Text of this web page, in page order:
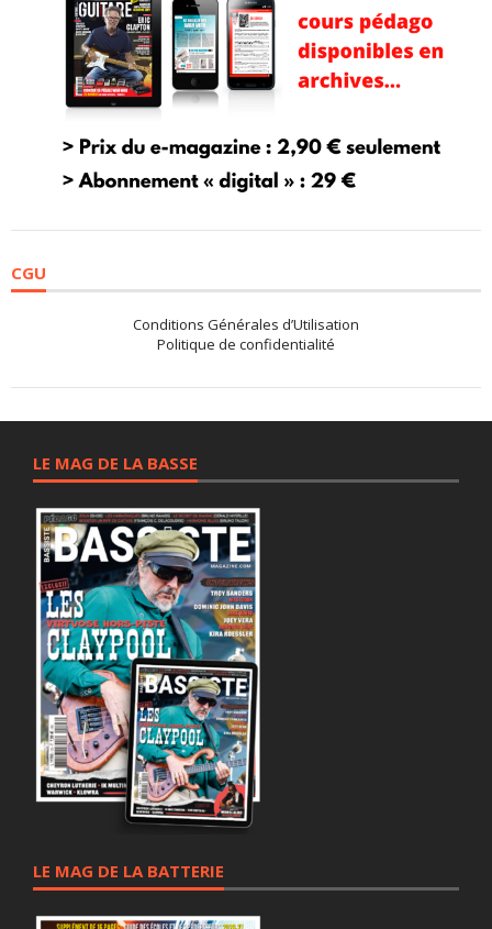
CGU
Conditions Générales d’Utilisation
Politique de confidentialité
LE MAG DE LA BASSE
LE MAG DE LA BATTERIE